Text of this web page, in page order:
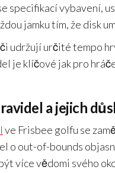
specifikací vybavení,
jamku tím, že disk
udržují určité tempo
je klíčové jak pro
a jejich
ve Frisbee golfu se
o out-of-bounds
více vědomi svého